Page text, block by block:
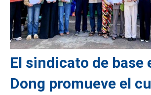
El sindicato de base
Dong promueve el